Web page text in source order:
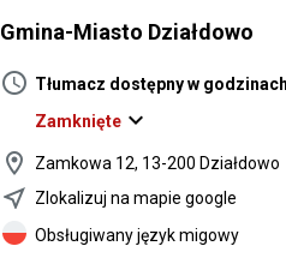
Gmina-Miasto Działdowo
schedule Tłumacz dostępny w
Zamknięte expand_more
location_on
Zamkowa 12, 13-200 Działdowo
near_me Zlokalizuj na mapie google
Obsługiwany język migowy